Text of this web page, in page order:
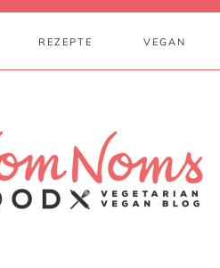
REZEPTE VEGAN